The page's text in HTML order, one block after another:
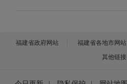
福建省政府网站 福建省各地市网站
其他链接